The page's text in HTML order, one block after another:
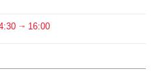
⇥ 16:00